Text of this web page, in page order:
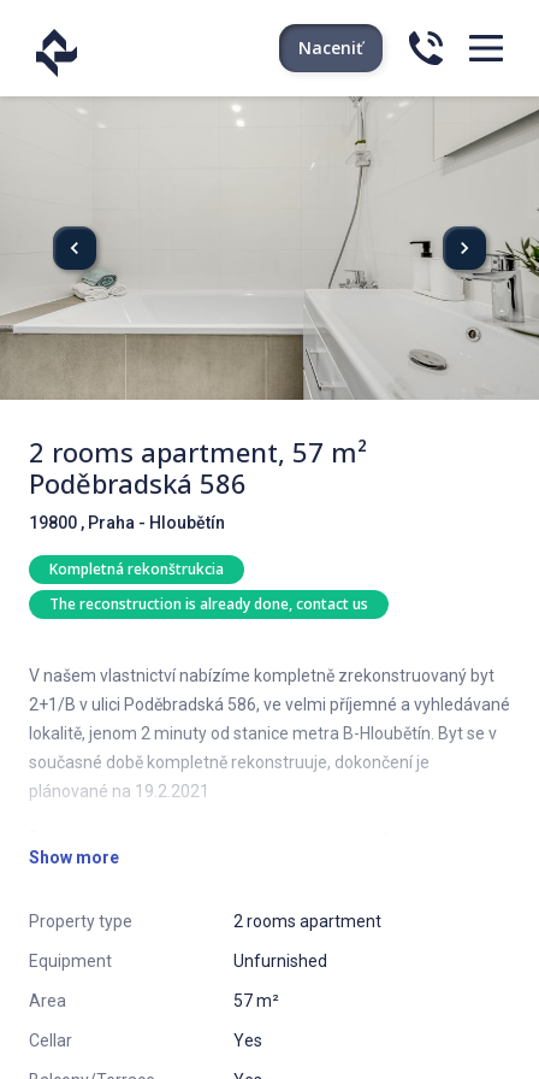
Naceniť
2 rooms apartment, 57 m²
Poděbradská 586
19800 , Praha - Hloubětín
Kompletná rekonštrukcia
The reconstruction is already done, contact us
V našem vlastnictví nabízíme kompletně zrekonstruovaný byt
2+1/B v ulici Poděbradská 586, ve velmi příjemné a vyhledávané
lokalitě, jenom 2 minuty od stanice metra B-Hloubětín. Byt se v
současné době kompletně rekonstruuje, dokončení je
plánované na 19.2.2021
celkových 5. Celková rozloha bytu je 57m2. K bytu náleží balkon
● 1x velký obývací pokoj s balkonem
● 1x ložnice
Show more
Property type 2 rooms apartment
Equipment Unfurnished
Area 57 m²
Cellar Yes